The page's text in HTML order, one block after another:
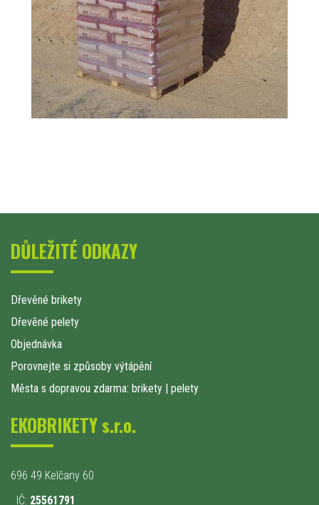
DŮLEŽITÉ ODKAZY
Dřevěné brikety
Dřevěné pelety
Objednávka
Porovnejte si způsoby výtápění
Města s dopravou zdarma: brikety | pelety
EKOBRIKETY s.r.o.
696 49 Kelčany 60
IČ: 25561791